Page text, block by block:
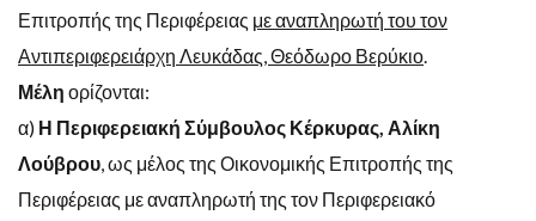
Επιτροπής της Περιφέρειας με αναπληρωτή του τον
Αντιπεριφερειάρχη Λευκάδας, Θεόδωρο Βερύκιο
Μέλη ορίζονται:
α) Η Περιφερειακή Σύμβουλος Κέρκυρας, Αλίκη
Λούβρου , ως μέλος της Οικονομικής Επιτροπής της
Περιφέρειας με αναπληρωτή της τον Περιφερειακό